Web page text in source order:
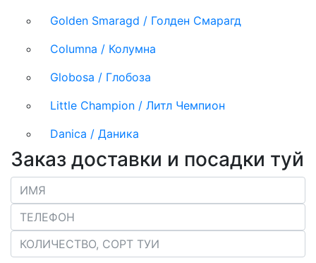
Golden Smaragd / Голден Смарагд
Columna / Колумна
Globosa / Глобоза
Little Champion / Литл Чемпион
Danica / Даника
Заказ доставки и посадки туй